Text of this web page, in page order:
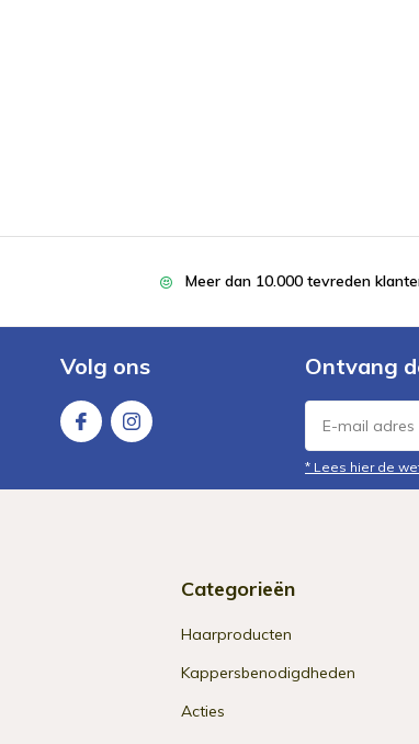
Meer dan 10.000 tevreden
Volg ons Ontvang
* Lees hier de
Categorieën
Haarproducten
Kappersbenodigdheden
Acties